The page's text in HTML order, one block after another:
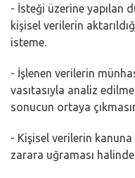
- İsteği üzerine yapılan
kişisel verilerin
isteme.
- İşlenen verilerin
vasıtasıyla analiz
sonucun ortaya
- Kişisel verilerin kanuna
zarara uğraması